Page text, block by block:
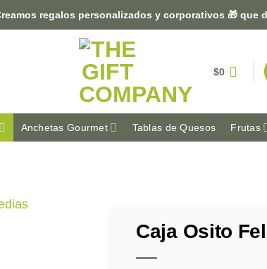
regalos personalizados y corporativos 🎁 que
$0
Anchetas Gourmet Tablas de Quesos Frutas
Caja Osito